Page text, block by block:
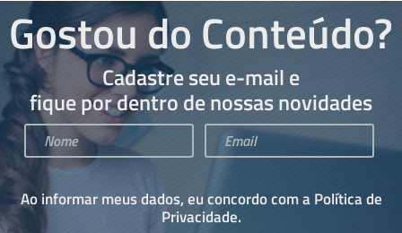
Gostou do Conteúdo?
Cadastre seu e-mail e
fique por dentro de nossas novidades
Ao informar meus dados, eu concordo com aPolítica de
Privacidade.